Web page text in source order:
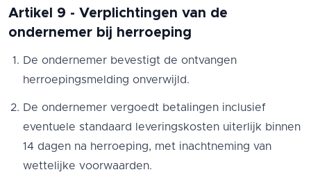
Artikel 9 - Verplichtingen van de
ondernemer bij herroeping
De ondernemer bevestigt de ontvangen
herroepingsmelding onverwijld.
De ondernemer vergoedt betalingen inclusief
eventuele standaard leveringskosten uiterlijk binnen
14 dagen na herroeping, met inachtneming van
wettelijke voorwaarden.